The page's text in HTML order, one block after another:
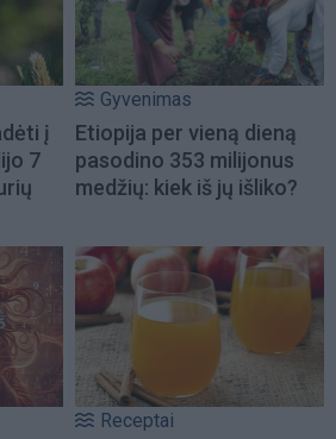
į
7
Gyvenimas
Etiopija per vieną dieną
pasodino 353 milijonus
medžių: kiek iš jų išliko?
Receptai